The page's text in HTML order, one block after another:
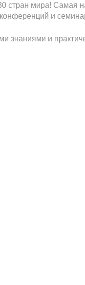
стран мира! Самая
и
знаниями и